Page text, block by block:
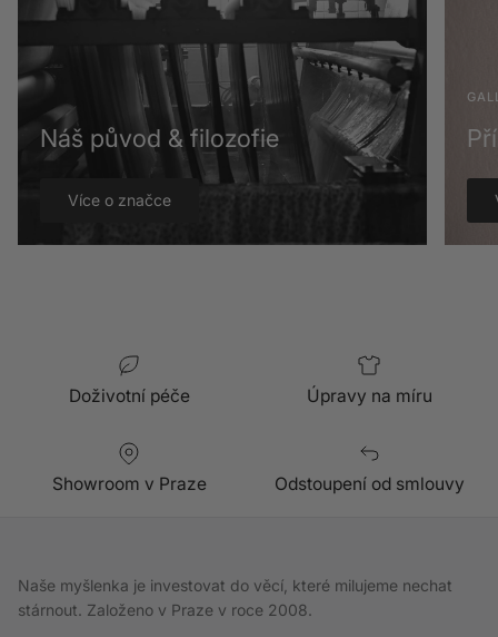
Náš původ & filozofie
Více o značce
Doživotní péče Úpravy na míru
Showroom v Praze Odstoupení od smlouvy
Naše myšlenka je investovat do věcí, které milujeme nechat
stárnout. Založeno v Praze v roce 2008.